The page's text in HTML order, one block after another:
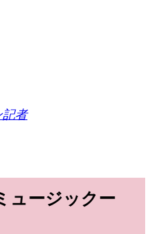
記者
ュージックー